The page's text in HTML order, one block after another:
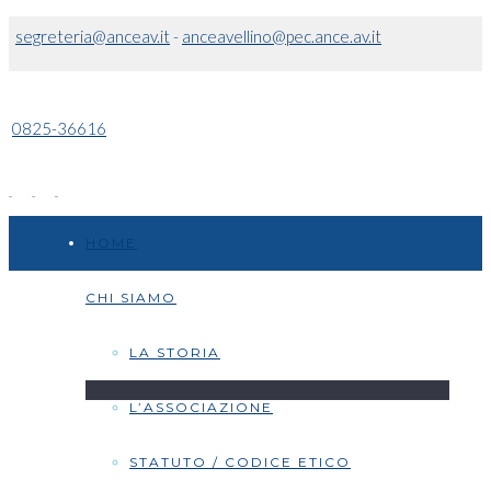
segreteria@anceav.it- anceavellino@pec.ance.av.it
0825-36616
CHI SIAMO
LA STORIA
L’ASSOCIAZIONE
STATUTO / CODICE ETICO